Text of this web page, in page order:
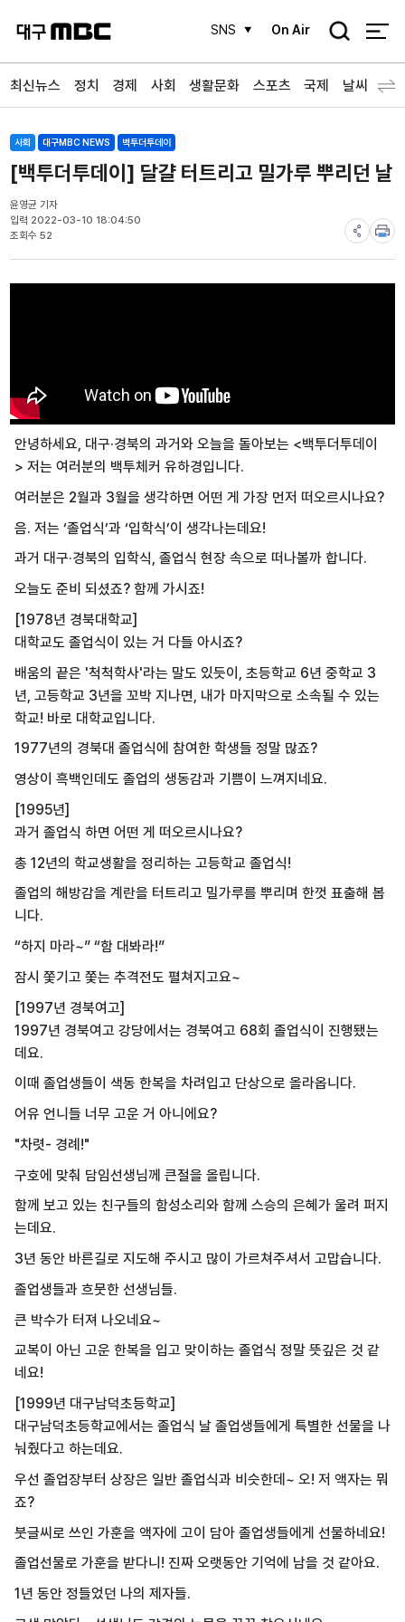
SNS On Air
검
최신뉴스 정치 경제 사회 생활문화 스포츠 국제 날씨
사회 대구MBC NEWS 백투더투데이
[백투더투데이] 달걀 터트리고 밀가루 뿌리던 날
윤영균 기자
입력 2022-03-10 18:04:50
조회수 52
안녕하세요, 대구·경북의 과거와 오늘을 돌아보는 <백투더투데이
> 저는 여러분의 백투체커 유하경입니다.
여러분은 2월과 3월을 생각하면 어떤 게 가장 먼저 떠오르시나요?
음. 저는 ‘졸업식’과 ‘입학식’이 생각나는데요!
과거 대구·경북의 입학식, 졸업식 현장 속으로 떠나볼까 합니다.
오늘도 준비 되셨죠? 함께 가시죠!
[1978년 경북대학교]
대학교도 졸업식이 있는 거 다들 아시죠?
배움의 끝은 '척척학사'라는 말도 있듯이, 초등학교 6년 중학교 3
년, 고등학교 3년을 꼬박 지나면, 내가 마지막으로 소속될 수 있는
학교! 바로 대학교입니다.
1977년의 경북대 졸업식에 참여한 학생들 정말 많죠?
영상이 흑백인데도 졸업의 생동감과 기쁨이 느껴지네요.
[1995년]
과거 졸업식 하면 어떤 게 떠오르시나요?
총 12년의 학교생활을 정리하는 고등학교 졸업식!
졸업의 해방감을 계란을 터트리고 밀가루를 뿌리며 한껏 표출해 봅
니다.
“하지 마라~” “함 대봐라!”
잠시 쫓기고 쫓는 추격전도 펼쳐지고요~
[1997년 경북여고]
1997년 경북여고 강당에서는 경북여고 68회 졸업식이 진행됐는
데요.
이때 졸업생들이 색동 한복을 차려입고 단상으로 올라옵니다.
어유 언니들 너무 고운 거 아니에요?
"차렷- 경례!"
구호에 맞춰 담임선생님께 큰절을 올립니다.
함께 보고 있는 친구들의 함성소리와 함께 스승의 은혜가 울려 퍼지
는데요.
3년 동안 바른길로 지도해 주시고 많이 가르쳐주셔서 고맙습니다.
졸업생들과 흐뭇한 선생님들.
큰 박수가 터져 나오네요~
교복이 아닌 고운 한복을 입고 맞이하는 졸업식 정말 뜻깊은 것 같
네요!
[1999년 대구남덕초등학교]
대구남덕초등학교에서는 졸업식 날 졸업생들에게 특별한 선물을 나
눠줬다고 하는데요.
우선 졸업장부터 상장은 일반 졸업식과 비슷한데~ 오! 저 액자는 뭐
죠?
붓글씨로 쓰인 가훈을 액자에 고이 담아 졸업생들에게 선물하네요!
졸업선물로 가훈을 받다니! 진짜 오랫동안 기억에 남을 것 같아요.
1년 동안 정들었던 나의 제자들.